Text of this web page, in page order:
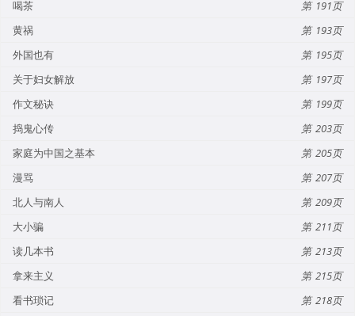
喝茶
191
黄祸
193
外国也有
195
关于妇女解放
197
作文秘诀
199
捣鬼心传
203
家庭为中国之基本
205
漫骂
207
北人与南人
209
大小骗
211
读几本书
213
拿来主义
215
看书琐记
218